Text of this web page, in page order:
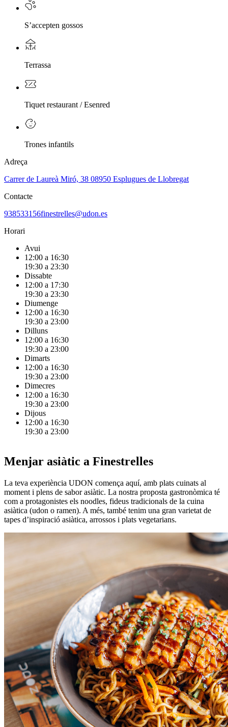
S’accepten gossos
Terrassa
Tiquet restaurant / Esenred
Trones infantils
Adreça
Carrer de Laureà Miró, 38 08950 Esplugues de Llobregat
Contacte
938533156finestrelles@udon.es
Horari
Avui
12:00 a 16:30
19:30 a 23:30
Dissabte
12:00 a 17:30
19:30 a 23:30
Diumenge
12:00 a 16:30
19:30 a 23:00
Dilluns
12:00 a 16:30
19:30 a 23:00
Dimarts
12:00 a 16:30
19:30 a 23:00
Dimecres
12:00 a 16:30
19:30 a 23:00
Dijous
12:00 a 16:30
19:30 a 23:00
Menjar asiàtic a Finestrelles
La teva experiència UDON comença aquí, amb plats cuinats al
moment i plens de sabor asiàtic. La nostra proposta gastronòmica té
com a protagonistes els noodles, fideus tradicionals de la cuina
asiàtica (udon o ramen). A més, també tenim una gran varietat de
tapes d’inspiració asiàtica, arrossos i plats vegetarians.